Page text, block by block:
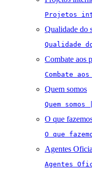
Projetos
Qualidade do
Qualidade
Combate aos
Combate
Quem somos
Quem
O que
O que
Agentes
Agentes